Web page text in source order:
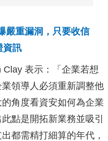
嚴重漏洞，只要收信
資訊
表示：「企業若想
業領導人必須重新調整他
角度看資安如何為企業
點是開拓新業務並吸引
都需精打細算的年代，